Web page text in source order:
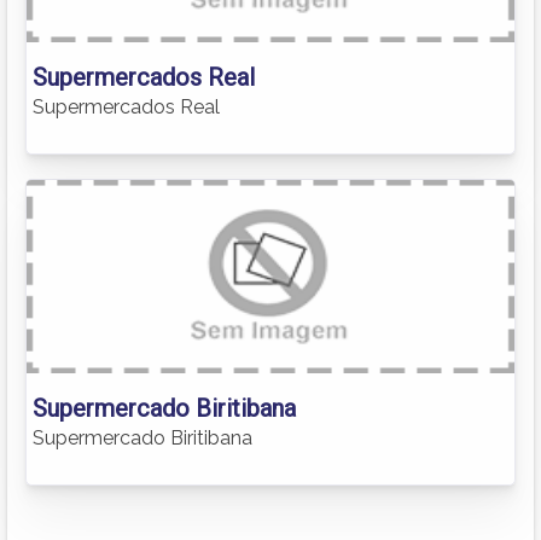
Supermercados Real
Supermercados Real
Supermercado Biritibana
Supermercado Biritibana